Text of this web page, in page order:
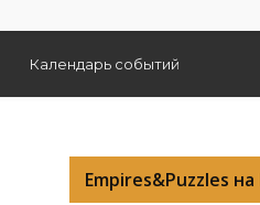
Календарь событий
Empires&Puzzles